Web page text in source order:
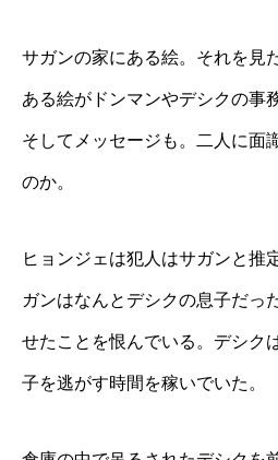
サガンの家にある絵。それを見
ある絵がドンマンやデシクの事
そしてメッセージも。二人に面
のか。
ヒョンジェは犯人はサガンと推
ガンはなんとデシクの息子だっ
せたことを恨んでいる。デシク
子を逃がす時間を稼いでいた。